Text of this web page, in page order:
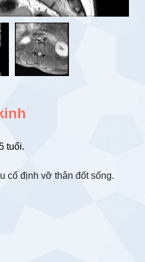
tuổi.
cố định vỡ thân đốt sống.